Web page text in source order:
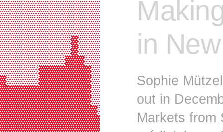
in
Sophie
out in
Markets from